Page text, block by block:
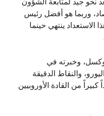
جيد لمتابعة الشؤون
وربما هو أفضل رئيس
الاستعداد ينتهي حينما
وخبرته في
والنقاط الدقيقة
من القادة الأوروبيين